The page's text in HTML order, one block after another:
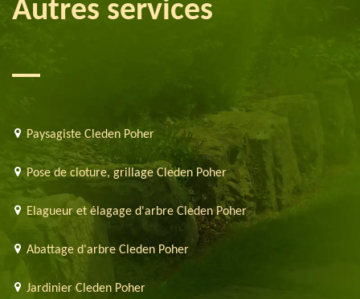
Autres services
Paysagiste Cleden Poher
Pose de cloture, grillage Cleden Poher
Elagueur et élagage d'arbre Cleden Poher
Abattage d'arbre Cleden Poher
Jardinier Cleden Poher